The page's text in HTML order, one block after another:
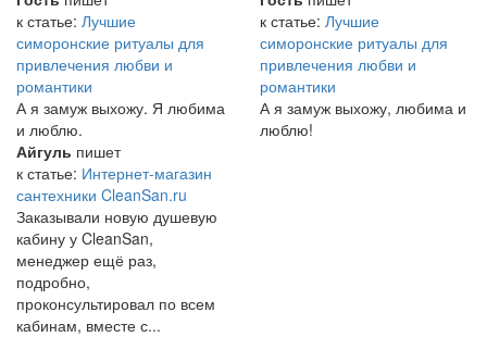
к статье: Лучшие
симоронские ритуалы для
привлечения любви и
романтики
А я замуж выхожу. Я любима
и люблю.
к статье: Лучшие
симоронские ритуалы для
привлечения любви и
романтики
А я замуж выхожу, любима и
люблю!
Айгуль пишет
к статье: Интернет-магазин
сантехники CleanSan.ru
Заказывали новую душевую
кабину у CleanSan,
менеджер ещё раз,
подробно,
проконсультировал по всем
кабинам, вместе с...